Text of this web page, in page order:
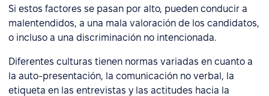
Si estos factores se pasan por alto, pueden conducir a
malentendidos, a una mala valoración de los candidatos,
o incluso a una discriminación no intencionada.
Diferentes culturas tienen normas variadas en cuanto a
la auto-presentación, la comunicación no verbal, la
etiqueta en las entrevistas y las actitudes hacia la